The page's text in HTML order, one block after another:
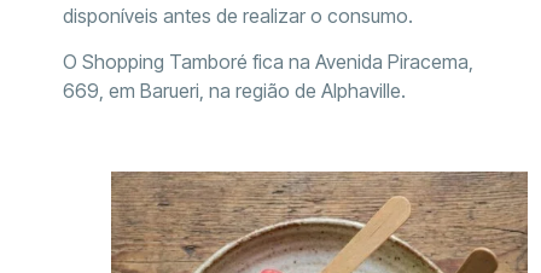
disponíveis antes de realizar o consumo.
O Shopping Tamboré fica na Avenida Piracema,
669, em Barueri, na região de Alphaville.